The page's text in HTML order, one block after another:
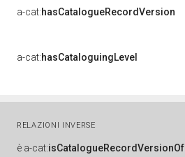
a-cat:hasCatalogueRecordVersion
a-cat:hasCataloguingLevel
RELAZIONI INVERSE
è a-cat:isCatalogueRecordVersionOf